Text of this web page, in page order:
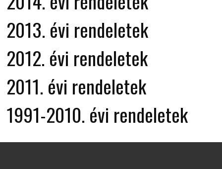
2013. évi rendeletek
2012. évi rendeletek
2011. évi rendeletek
1991-2010. évi rendeletek